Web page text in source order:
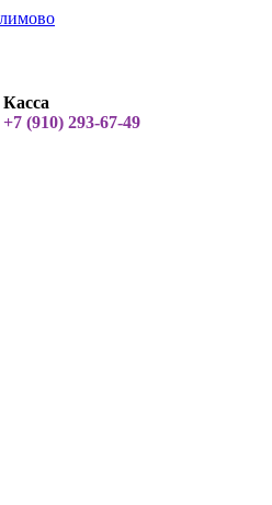
Касса
+7 (910) 293-67-49